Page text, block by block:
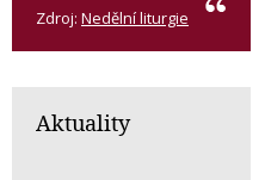
Zdroj: Nedělní liturgie
Aktuality